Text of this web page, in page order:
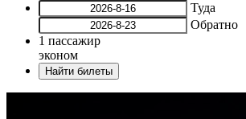
Туда
Обратно
1 пассажир
эконом
Найти билеты